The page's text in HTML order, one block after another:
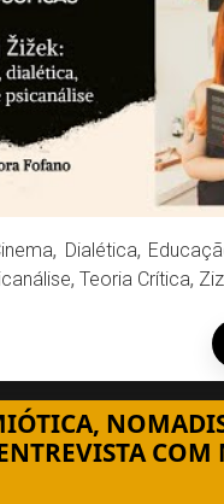
, Dialética,
, Teoria Crítica,